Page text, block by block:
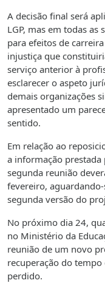
A decisão final será
LGP, mas em todas
para efeitos de
injustiça que
serviço anterior à
esclarecer o aspeto
demais organizações
apresentado um
sentido.
Em relação ao
a informação prestada
segunda reunião
fevereiro,
segunda versão do
No próximo dia 24,
no Ministério da
reunião de um novo
recuperação do
perdido.